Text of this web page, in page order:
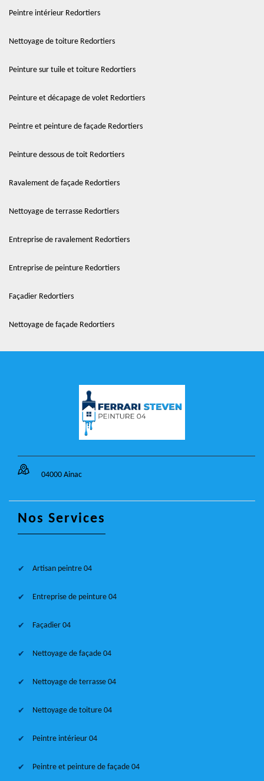
Peintre intérieur Redortiers
Nettoyage de toiture Redortiers
Peinture sur tuile et toiture Redortiers
Peinture et décapage de volet Redortiers
Peintre et peinture de façade Redortiers
Peinture dessous de toit Redortiers
Ravalement de façade Redortiers
Nettoyage de terrasse Redortiers
Entreprise de ravalement Redortiers
Entreprise de peinture Redortiers
Façadier Redortiers
Nettoyage de façade Redortiers
04000 Ainac
Nos Services
Artisan peintre 04
Entreprise de peinture 04
Façadier 04
Nettoyage de façade 04
Nettoyage de terrasse 04
Nettoyage de toiture 04
Peintre intérieur 04
Peintre et peinture de façade 04